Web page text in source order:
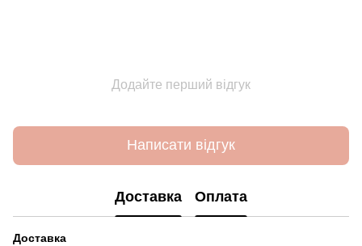
Додайте перший відгук
Написати відгук
Доставка Оплата
Доставка